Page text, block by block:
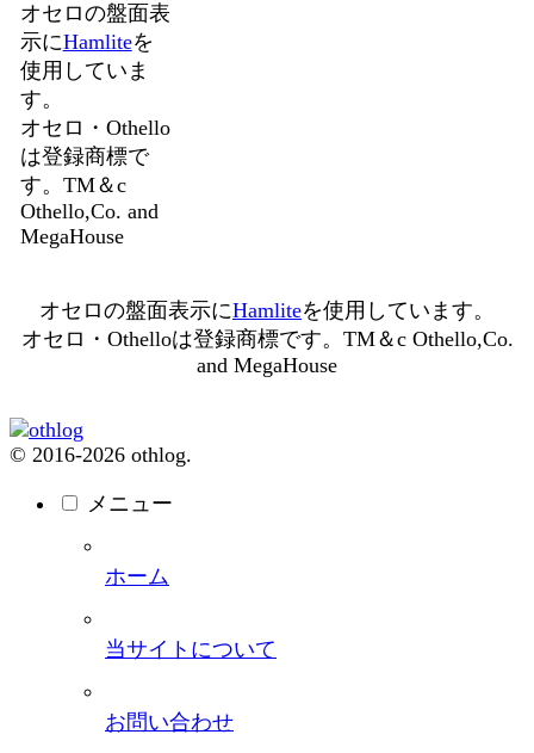
オセロの盤面表
示にHamliteを
使用していま
す。
オセロ・Othello
は登録商標で
す。TM＆c
Othello,Co. and
MegaHouse
オセロの盤面表示にHamliteを使用しています。
オセロ・Othelloは登録商標です。TM＆c Othello,Co.
and MegaHouse
© 2016-2026 othlog.
メニュー
ホーム
当サイトについて
お問い合わせ